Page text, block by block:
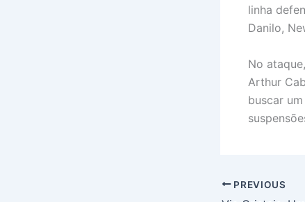
linha
Danilo,
No
Arthur
buscar
PREVIOUS